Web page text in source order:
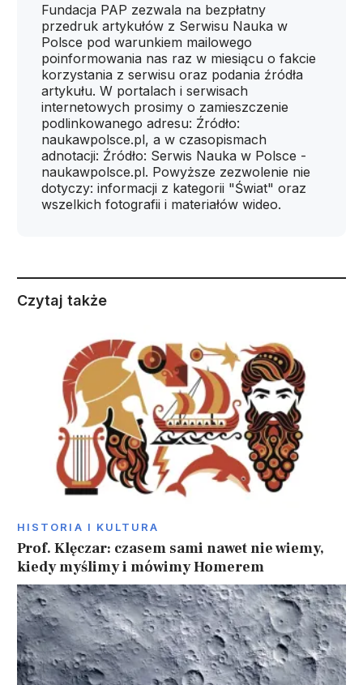
Fundacja PAP zezwala na bezpłatny
przedruk artykułów z Serwisu Nauka w
Polsce pod warunkiem mailowego
poinformowania nas raz w miesiącu o fakcie
korzystania z serwisu oraz podania źródła
artykułu. W portalach i serwisach
internetowych prosimy o zamieszczenie
podlinkowanego adresu: Źródło:
naukawpolsce.pl, a w czasopismach
adnotacji: Źródło: Serwis Nauka w Polsce -
naukawpolsce.pl. Powyższe zezwolenie nie
dotyczy: informacji z kategorii "Świat" oraz
wszelkich fotografii i materiałów wideo.
Czytaj także
HISTORIA I KULTURA
Prof. Klęczar: czasem sami nawet nie wiemy,
kiedy myślimy i mówimy Homerem